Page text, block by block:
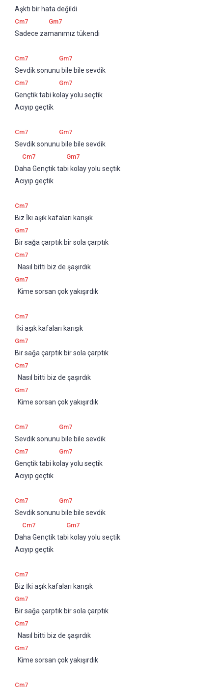
Aşktı bir hata değildi
Cm7 Gm7
Sadece zamanımız tükendi
Cm7 Gm7
Sevdik sonunu bile bile sevdik
Cm7 Gm7
Gençtik tabi kolay yolu seçtik
Acıyıp geçtik
Cm7 Gm7
Sevdik sonunu bile bile sevdik
Cm7 Gm7
Daha Gençtik tabi kolay yolu seçtik
Acıyıp geçtik
Cm7
Biz İki aşık kafaları karışık
Gm7
Bir sağa çarptık bir sola çarptık
Cm7
  Nasıl bitti biz de şaşırdık
Gm7
  Kime sorsan çok yakışırdık
Cm7
İki aşık kafaları karışık
Gm7
Bir sağa çarptık bir sola çarptık
Cm7
  Nasıl bitti biz de şaşırdık
Gm7
  Kime sorsan çok yakışırdık
Cm7 Gm7
Sevdik sonunu bile bile sevdik
Cm7 Gm7
Gençtik tabi kolay yolu seçtik
Acıyıp geçtik
Cm7 Gm7
Sevdik sonunu bile bile sevdik
Cm7 Gm7
Daha Gençtik tabi kolay yolu seçtik
Acıyıp geçtik
Cm7
Biz İki aşık kafaları karışık
Gm7
Bir sağa çarptık bir sola çarptık
Cm7
  Nasıl bitti biz de şaşırdık
Gm7
  Kime sorsan çok yakışırdık
Cm7